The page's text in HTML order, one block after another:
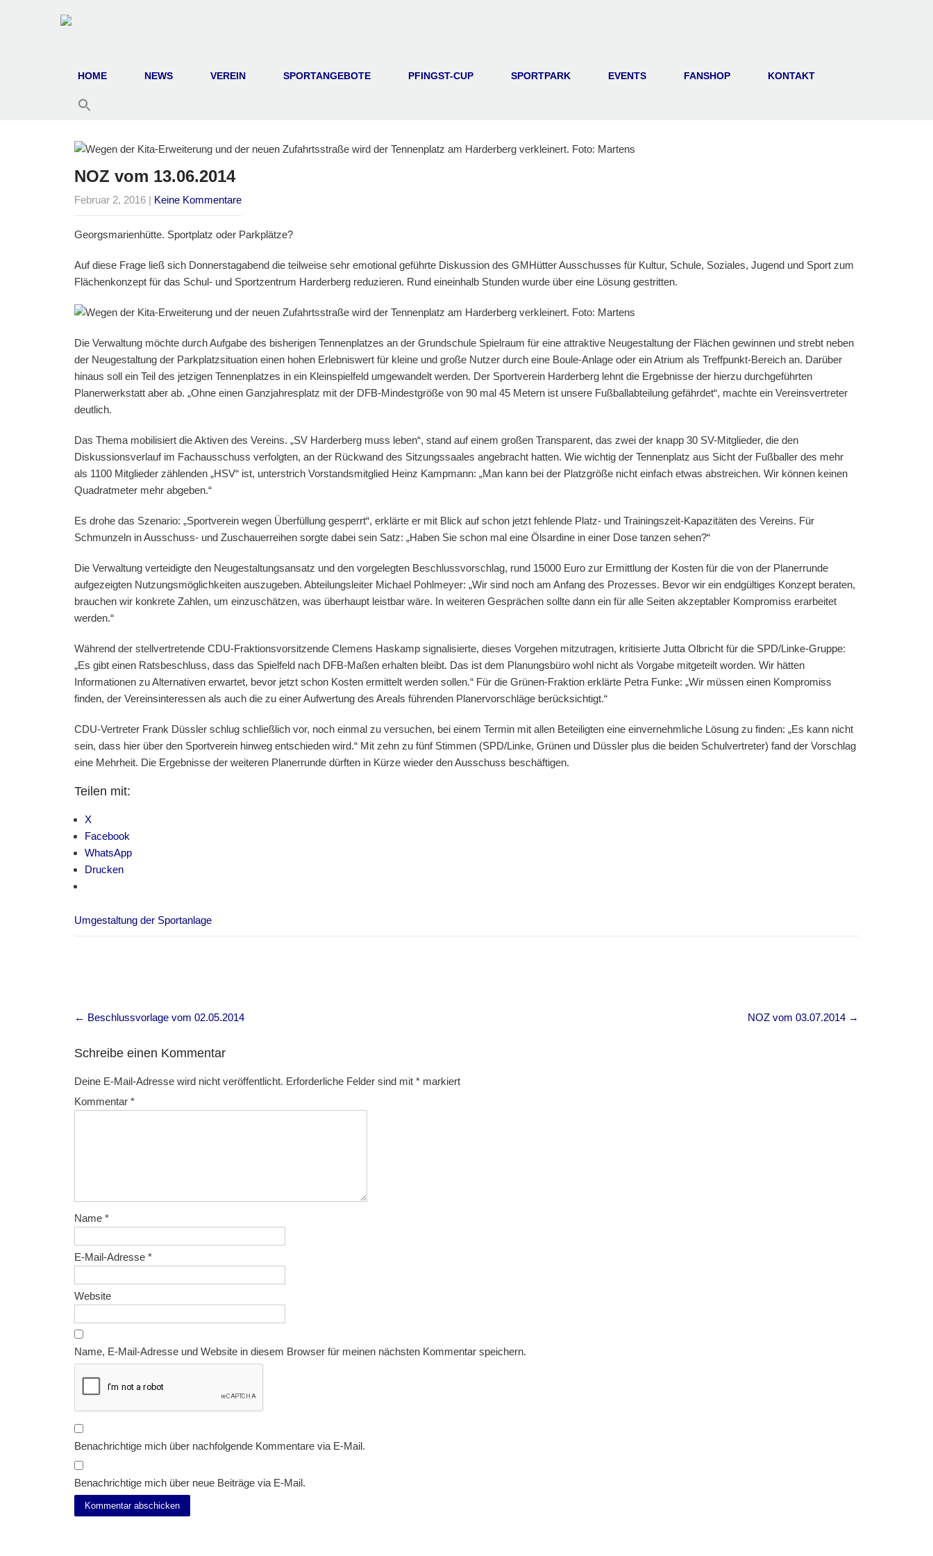
HOME NEWS VEREIN SPORTANGEBOTE PFINGST-CUP SPORTPARK EVENTS FANSHOP KONTAKT
NOZ vom 13.06.2014
Februar 2, 2016 | Keine Kommentare
Georgsmarienhütte. Sportplatz oder Parkplätze?
Auf diese Frage ließ sich Donnerstagabend die teilweise sehr emotional geführte Diskussion des GMHütter Ausschusses für Kultur, Schule, Soziales, Jugend und Sport zum
Flächenkonzept für das Schul- und Sportzentrum Harderberg reduzieren. Rund eineinhalb Stunden wurde über eine Lösung gestritten.
Die Verwaltung möchte durch Aufgabe des bisherigen Tennenplatzes an der Grundschule Spielraum für eine attraktive Neugestaltung der Flächen gewinnen und strebt neben
der Neugestaltung der Parkplatzsituation einen hohen Erlebniswert für kleine und große Nutzer durch eine Boule-Anlage oder ein Atrium als Treffpunkt-Bereich an. Darüber
hinaus soll ein Teil des jetzigen Tennenplatzes in ein Kleinspielfeld umgewandelt werden. Der Sportverein Harderberg lehnt die Ergebnisse der hierzu durchgeführten
Planerwerkstatt aber ab. „Ohne einen Ganzjahresplatz mit der DFB-Mindestgröße von 90 mal 45 Metern ist unsere Fußballabteilung gefährdet“, machte ein Vereinsvertreter
deutlich.
Das Thema mobilisiert die Aktiven des Vereins. „SV Harderberg muss leben“, stand auf einem großen Transparent, das zwei der knapp 30 SV-Mitglieder, die den
Diskussionsverlauf im Fachausschuss verfolgten, an der Rückwand des Sitzungssaales angebracht hatten. Wie wichtig der Tennenplatz aus Sicht der Fußballer des mehr
als 1100 Mitglieder zählenden „HSV“ ist, unterstrich Vorstandsmitglied Heinz Kampmann: „Man kann bei der Platzgröße nicht einfach etwas abstreichen. Wir können keinen
Quadratmeter mehr abgeben.“
Es drohe das Szenario: „Sportverein wegen Überfüllung gesperrt“, erklärte er mit Blick auf schon jetzt fehlende Platz- und Trainingszeit-Kapazitäten des Vereins. Für
Schmunzeln in Ausschuss- und Zuschauerreihen sorgte dabei sein Satz: „Haben Sie schon mal eine Ölsardine in einer Dose tanzen sehen?“
Die Verwaltung verteidigte den Neugestaltungsansatz und den vorgelegten Beschlussvorschlag, rund 15000 Euro zur Ermittlung der Kosten für die von der Planerrunde
aufgezeigten Nutzungsmöglichkeiten auszugeben. Abteilungsleiter Michael Pohlmeyer: „Wir sind noch am Anfang des Prozesses. Bevor wir ein endgültiges Konzept beraten,
brauchen wir konkrete Zahlen, um einzuschätzen, was überhaupt leistbar wäre. In weiteren Gesprächen sollte dann ein für alle Seiten akzeptabler Kompromiss erarbeitet
werden.“
Während der stellvertretende CDU-Fraktionsvorsitzende Clemens Haskamp signalisierte, dieses Vorgehen mitzutragen, kritisierte Jutta Olbricht für die SPD/Linke-Gruppe:
„Es gibt einen Ratsbeschluss, dass das Spielfeld nach DFB-Maßen erhalten bleibt. Das ist dem Planungsbüro wohl nicht als Vorgabe mitgeteilt worden. Wir hätten
Informationen zu Alternativen erwartet, bevor jetzt schon Kosten ermittelt werden sollen.“ Für die Grünen-Fraktion erklärte Petra Funke: „Wir müssen einen Kompromiss
finden, der Vereinsinteressen als auch die zu einer Aufwertung des Areals führenden Planervorschläge berücksichtigt.“
CDU-Vertreter Frank Düssler schlug schließlich vor, noch einmal zu versuchen, bei einem Termin mit allen Beteiligten eine einvernehmliche Lösung zu finden: „Es kann nicht
sein, dass hier über den Sportverein hinweg entschieden wird.“ Mit zehn zu fünf Stimmen (SPD/Linke, Grünen und Düssler plus die beiden Schulvertreter) fand der Vorschlag
eine Mehrheit. Die Ergebnisse der weiteren Planerrunde dürften in Kürze wieder den Ausschuss beschäftigen.
Teilen mit:
X
Facebook
WhatsApp
Drucken
Umgestaltung der Sportanlage
Post
navigation
← Beschlussvorlage vom 02.05.2014 NOZ vom 03.07.2014 →
Schreibe einen Kommentar
Deine E-Mail-Adresse wird nicht veröffentlicht. Erforderliche Felder sind mit * markiert
Kommentar *
Name *
E-Mail-Adresse *
Website
Name, E-Mail-Adresse und Website in diesem Browser für meinen nächsten Kommentar speichern.
Benachrichtige mich über nachfolgende Kommentare via E-Mail.
Benachrichtige mich über neue Beiträge via E-Mail.